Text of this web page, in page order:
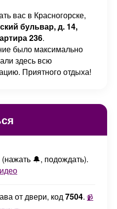
вас в Красногорске,
бульвар, д. 14,
236.
было максимально
здесь всю
Приятного отдыха!
(нажать 🔔, подождать).
от двери, код7504. 📹